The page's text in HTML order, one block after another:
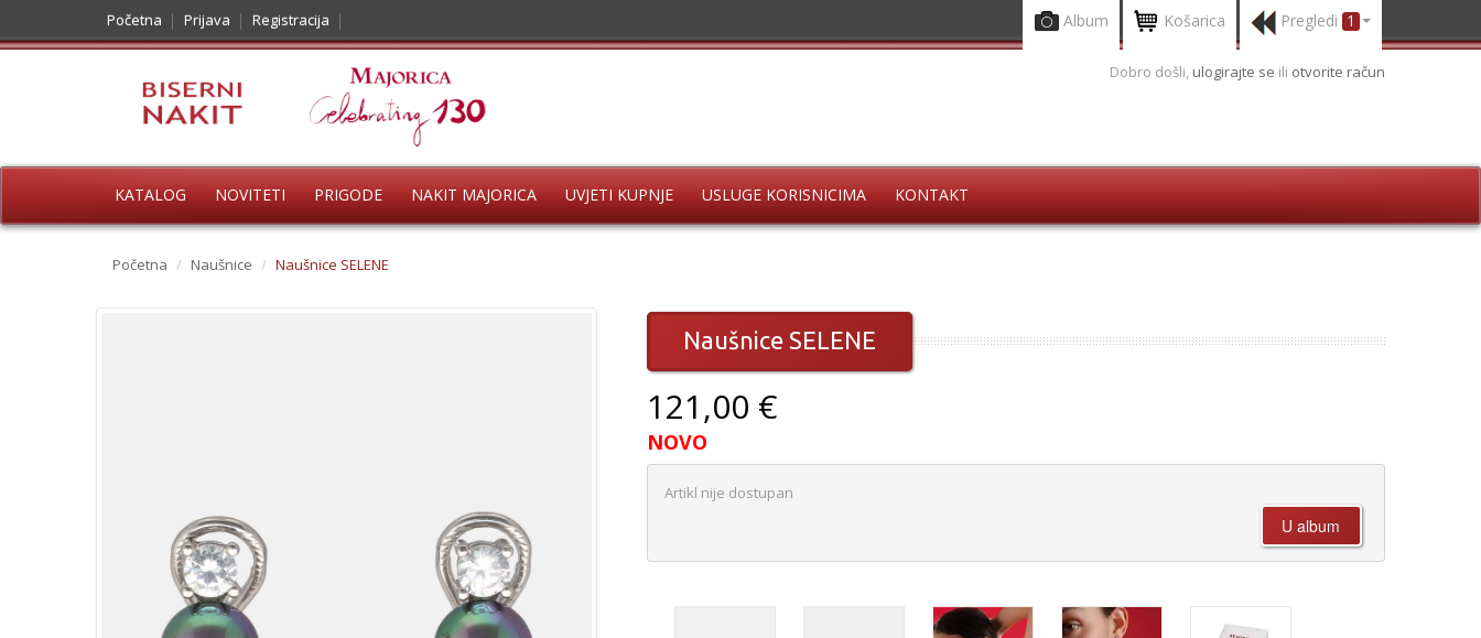
Početna Prijava Registracija Album Košarica Pregledi 1
Dobro došli, ulogirajte se ili otvorite račun
KATALOG NOVITETI PRIGODE NAKIT MAJORICA UVJETI KUPNJE USLUGE KORISNICIMA KONTAKT
Početna / Naušnice / Naušnice SELENE
Naušnice SELENE
121,00 €
NOVO
Artikl nije dostupan